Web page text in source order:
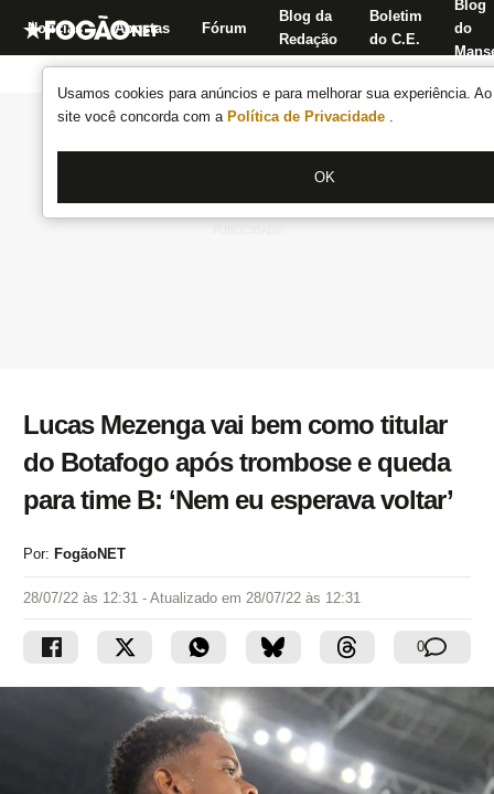
Usamos cookies para anúncios e para melhorar sua experiência.
site você concorda com a Política de Privacidade .
OK
Notícias Apostas Fórum
Blog da
Redação
Boletim
do C.E.
Blog
do
Lucas Mezenga vai bem como titular
do Botafogo após trombose e queda
para time B: ‘Nem eu esperava voltar’
Por: FogãoNET
28/07/22 às 12:31 - Atualizado em 28/07/22 às 12:31
0